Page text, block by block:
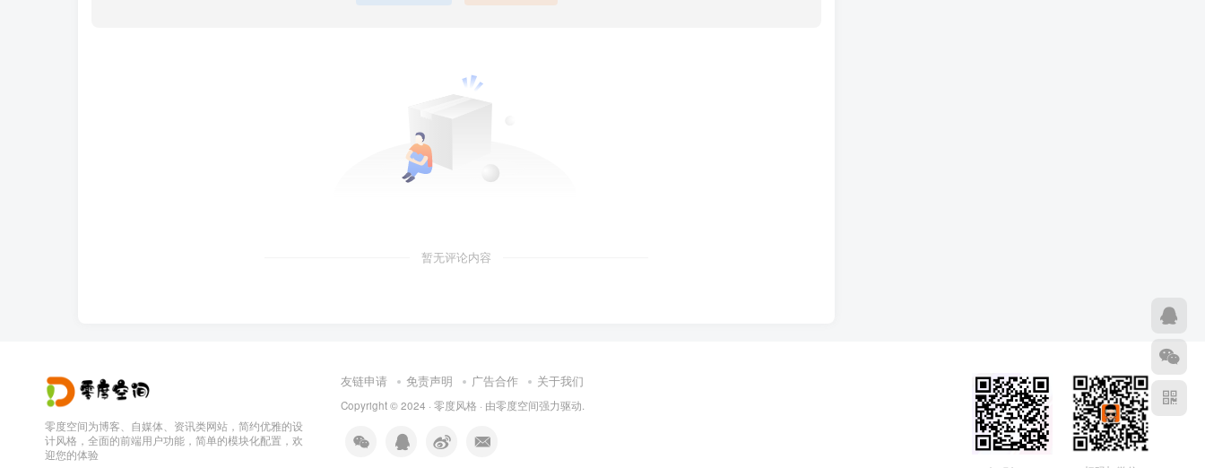
暂无评论内容
零度空间为博客、自媒体、资讯类网站，简约优雅的设
计风格，全面的前端用户功能，简单的模块化配置，欢
迎您的体验
友链申请 免责声明 广告合作 关于我们
Copyright © 2024 · 零度风格 · 由零度空间强力驱动.